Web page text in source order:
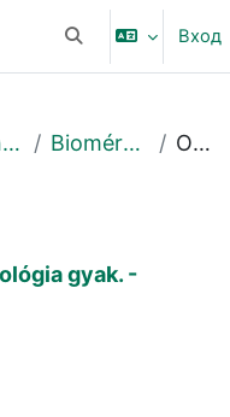
Изменить данные
Вход
Biotechnológiai Intézet Biomérnöki Tanszék Описание
gyak. -